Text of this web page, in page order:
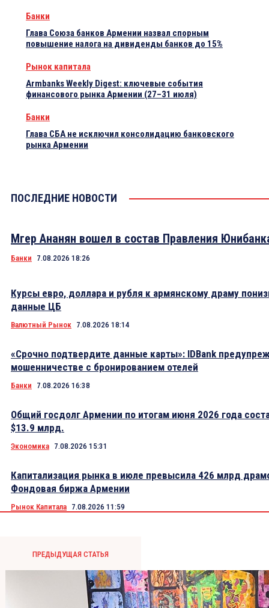
Банки
Глава Союза банков Армении назвал спорным
повышение налога на дивиденды банков до 15%
Рынок капитала
Armbanks Weekly Digest: ключевые события
финансового рынка Армении (27–31 июля)
Банки
Глава СБА не исключил консолидацию банковского
рынка Армении
ПОСЛЕДНИЕ НОВОСТИ
Мгер Ананян вошел в состав Правления
Банки 7.08.2026 18:26
Курсы евро, доллара и рубля к армянскому драму
данные ЦБ
Валютный Рынок 7.08.2026 18:14
«Срочно подтвердите данные карты»: IDBank
мошенничестве с бронированием отелей
Банки 7.08.2026 16:38
Общий госдолг Армении по итогам июня 2026 года
$13.9 млрд.
Экономика 7.08.2026 15:31
Капитализация рынка в июле превысила 426 млрд
Фондовая биржа Армении
Рынок Капитала 7.08.2026 11:59
ПРЕДЫДУЩАЯ СТАТЬЯ